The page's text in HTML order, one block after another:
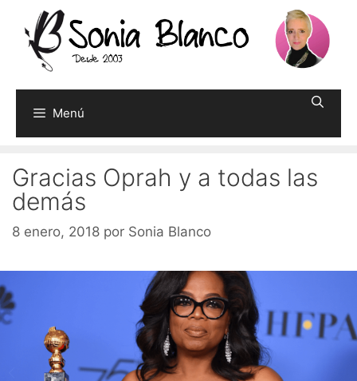
contenido
Menú
Gracias Oprah y a todas las
demás
8 enero, 2018 por Sonia Blanco